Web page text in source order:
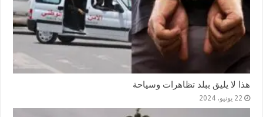
هذا لا يليق ببلد تظاهرات وسياحة
22 يونيو، 2024